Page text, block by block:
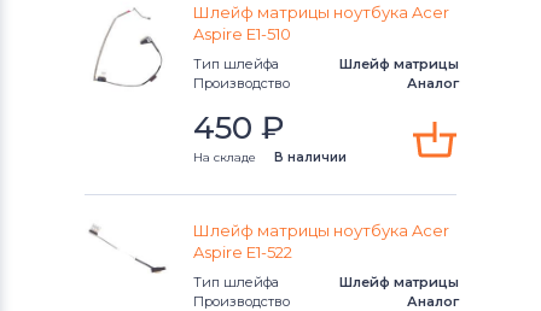
Шлейф матрицы ноутбука Acer
Aspire E1-510
Тип шлейфа
Шлейф матрицы
Производство
Аналог
450 ₽
На складе В наличии
Шлейф матрицы ноутбука Acer
Aspire E1-522
Тип шлейфа
Шлейф матрицы
Производство
Аналог